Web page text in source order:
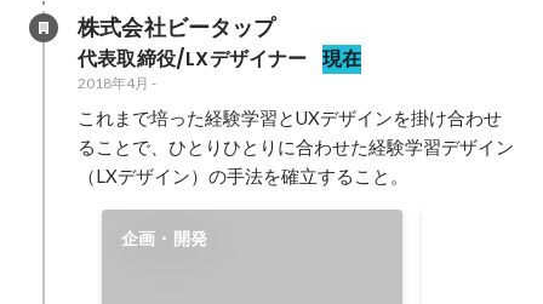
株式会社ビータップ
代表取締役/LXデザイナー 現在
2018年4月 -
これまで培った経験学習とUXデザインを掛け合わせ
ることで、ひとりひとりに合わせた経験学習デザイン
（LXデザイン）の手法を確立すること。
企画・開発